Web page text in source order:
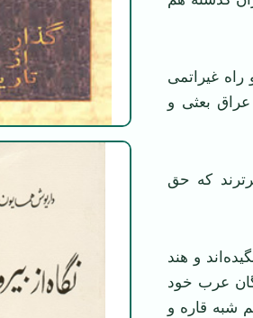
غيراتمی
عراق بعثی و
که حق
و هند
عرب خود
سال‌های تقسيم شبه قاره و